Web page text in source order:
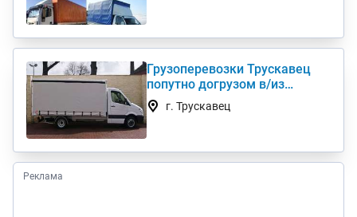
Грузоперевозки Трускавец
попутно догрузом в/из
Киев(а) по Украине (нал,б/н)
г. Трускавец
Реклама